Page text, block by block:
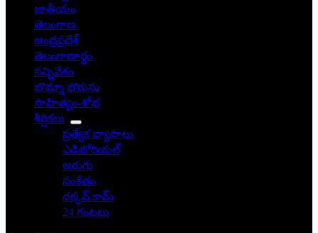
జాతీయం
తెలంగాణ
ఆంధ్రప్రదేశ్
తెలంగాణార్థం
సన్నివేశం
బొమ్మా బొరుసు
సాహిత్యం-శోభ
శీర్షికలు
ప్రత్యేక వ్యాసాలు
ఎడిటోరియల్
అరుగు
సంకేతం
దక్కన్.కామ్
24 గంటలు